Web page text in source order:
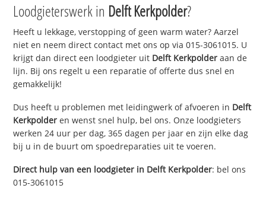
Loodgieterswerk in Delft Kerkpolder?
Heeft u lekkage, verstopping of geen warm water? Aarzel
niet en neem direct contact met ons op via 015-3061015. U
krijgt dan direct een loodgieter uit Delft Kerkpolder aan de
lijn. Bij ons regelt u een reparatie of offerte dus snel en
gemakkelijk!
Dus heeft u problemen met leidingwerk of afvoeren in Delft
Kerkpolder en wenst snel hulp, bel ons. Onze loodgieters
werken 24 uur per dag, 365 dagen per jaar en zijn elke dag
bij u in de buurt om spoedreparaties uit te voeren.
Direct hulp van een loodgieter in Delft Kerkpolder: bel ons
015-3061015